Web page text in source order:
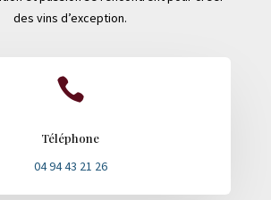
des vins d’exception.

Téléphone
04 94 43 21 26